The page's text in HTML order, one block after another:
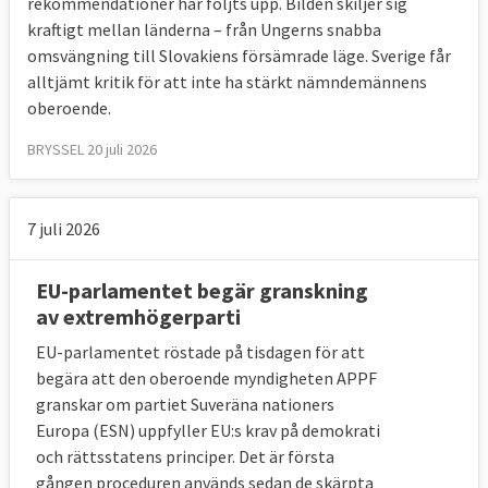
kommissionen en rekommendation till
landets regering att inom en given tidsfrist
komma med en lösning.
3. Uppföljning. Kommissionen följer upp
huruvida landet följt rekommendationen. Om
så inte är fallet kan kommissionen inleda ett
artikel-7-förfarande, se mer nedan.
medlemslandet ska kunna hitta en lösning så
att inte artikel 7 i EU-fördraget, som är
dettredje sättetatt granska hot mot
rättsstatlighet, behöver aktiveras.
4. Vad är artikel 7?
Ett sätt för EU att varna och straffa
kraftigt mellan länderna – från Ungerns snabba
omsvängning till Slovakiens försämrade läge. Sverige får
alltjämt kritik för att inte ha stärkt nämndemännens
oberoende.
BRYSSEL 20 juli 2026
7 juli 2026
EU-parlamentet begär granskning
av extremhögerparti
EU-parlamentet röstade på tisdagen för att
begära att den oberoende myndigheten APPF
granskar om partiet Suveräna nationers
Europa (ESN) uppfyller EU:s krav på demokrati
och rättsstatens principer. Det är första
gången proceduren används sedan de skärpta